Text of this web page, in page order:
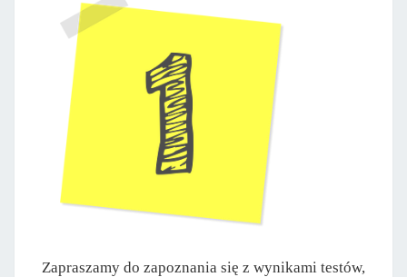
Zapraszamy do zapoznania się z wynikami testów,